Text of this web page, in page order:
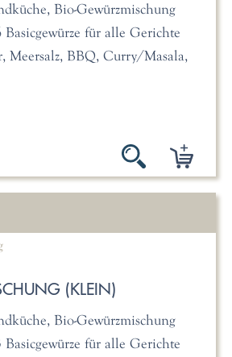
Bio-Gewürzmischung
Basicgewürze für alle Gerichte
Meersalz, BBQ, Curry/Masala,
(KLEIN)
Bio-Gewürzmischung
Basicgewürze für alle Gerichte